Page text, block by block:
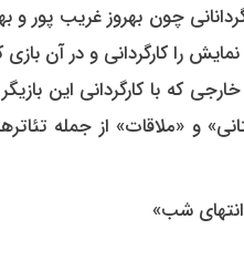
به اندازه ۱۰ تا ۱۲ نمایش بازی و کارگردانی کرده. او در دهه ۷۰ با کارگردانانی چون بهروز غریب
زمانی که پیروزفر هفت نمایش را کارگردانی و در آن
که با کارگردانی این
تابستانی» و «ملاقات» از جمله